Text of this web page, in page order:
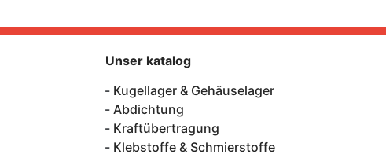
Unser katalog
Kugellager & Gehäuselager
Abdichtung
Kraftübertragung
Klebstoffe & Schmierstoffe